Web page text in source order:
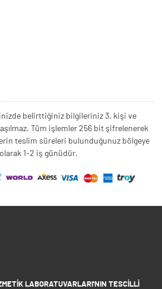
belirttiğiniz bilgileriniz 3. kişi ve
Tüm işlemler 256 bit şifrelenerek
teslim süreleri bulunduğunuz bölgeye
olarak 1-2 iş günüdür.
LABORATUVARLARI'NIN TESCILLI